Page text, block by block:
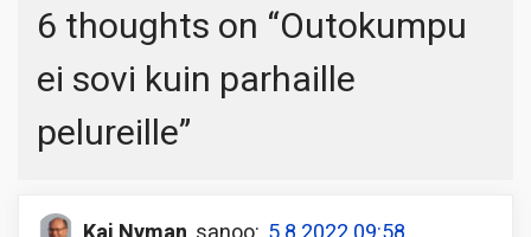
6 thoughts on “Outokumpu
ei sovi kuin parhaille
pelureille”